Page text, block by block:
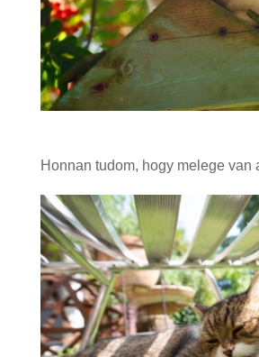
Honnan tudom, hogy melege van